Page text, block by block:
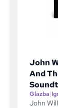
John
And
Glazba|
John